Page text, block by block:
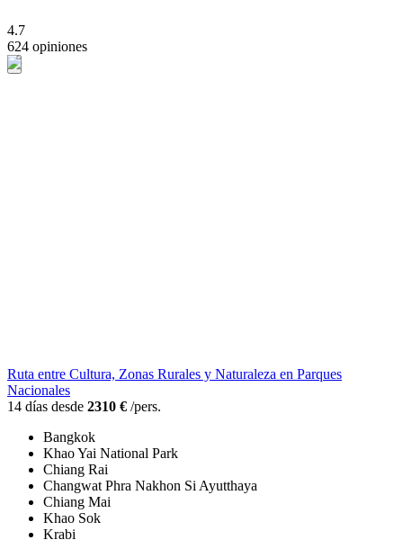
4.7
624 opiniones
Ruta entre Cultura, Zonas Rurales y Naturaleza en Parques
Nacionales
14 días desde 2310 € /pers.
Bangkok
Khao Yai National Park
Chiang Rai
Changwat Phra Nakhon Si Ayutthaya
Chiang Mai
Khao Sok
Krabi